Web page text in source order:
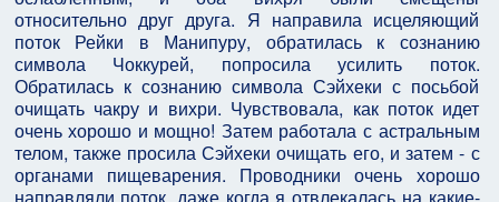
относительно друг друга. Я направила исцеляющий
поток Рейки в Манипуру, обратилась к сознанию
символа Чоккурей, попросила усилить поток.
Обратилась к сознанию символа Сэйхеки с посьбой
очищать чакру и вихри. Чувствовала, как поток идет
очень хорошо и мощно! Затем работала с астральным
телом, также просила Сэйхеки очищать его, и затем - с
органами пищеварения. Проводники очень хорошо